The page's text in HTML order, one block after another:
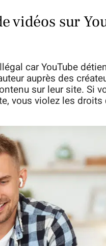
vidéos sur
car YouTube
auprès des
sur leur site. Si
vous violez les droits